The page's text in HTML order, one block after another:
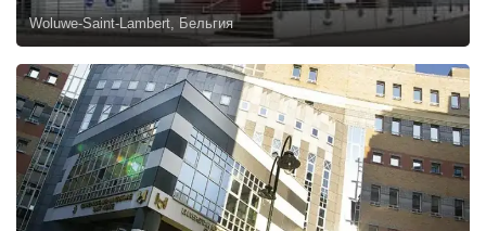
Woluwe-Saint-Lambert, Бельгия